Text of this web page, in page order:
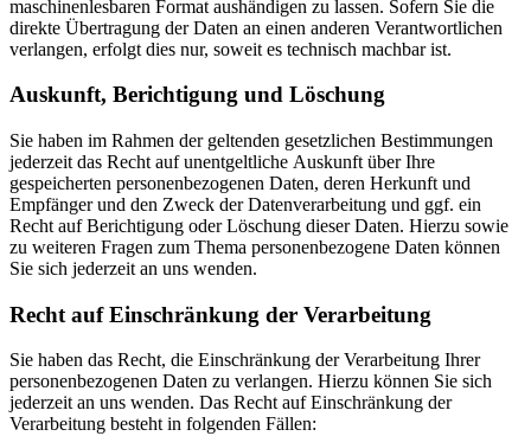
maschinenlesbaren Format aushändigen zu lassen. Sofern Sie die
direkte Übertragung der Daten an einen anderen Verantwortlichen
verlangen, erfolgt dies nur, soweit es technisch machbar ist.
Auskunft, Berichtigung und Löschung
Sie haben im Rahmen der geltenden gesetzlichen Bestimmungen
jederzeit das Recht auf unentgeltliche Auskunft über Ihre
gespeicherten personenbezogenen Daten, deren Herkunft und
Empfänger und den Zweck der Datenverarbeitung und ggf. ein
Recht auf Berichtigung oder Löschung dieser Daten. Hierzu sowie
zu weiteren Fragen zum Thema personenbezogene Daten können
Sie sich jederzeit an uns wenden.
Recht auf Einschränkung der Verarbeitung
Sie haben das Recht, die Einschränkung der Verarbeitung Ihrer
personenbezogenen Daten zu verlangen. Hierzu können Sie sich
jederzeit an uns wenden. Das Recht auf Einschränkung der
Verarbeitung besteht in folgenden Fällen: